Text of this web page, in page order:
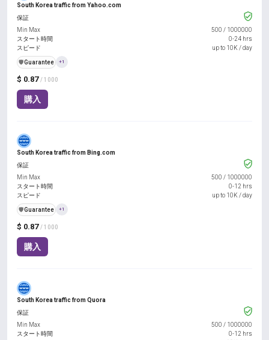
South Korea traffic from Yahoo.com
$ 0.87 / 1000
購入
保証
Min Max
500 / 1000000
スタート時間
0-24 hrs
スピード
up to 10K / day
️🛡️Guarantee +1
South Korea traffic from Bing.com
$ 0.87 / 1000
購入
保証
Min Max
500 / 1000000
スタート時間
0-12 hrs
スピード
up to 10K / day
️🛡️Guarantee +1
South Korea traffic from Quora
保証
Min Max
500 / 1000000
スタート時間
0-12 hrs